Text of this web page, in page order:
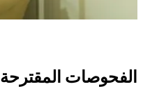
الفحوصات المقترحة